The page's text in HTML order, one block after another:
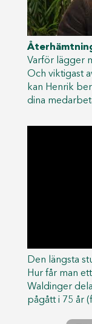
Varför lägger
Och viktigast
kan Henrik
dina
Den längsta
Hur får man
Waldinger
pågått i 75 år